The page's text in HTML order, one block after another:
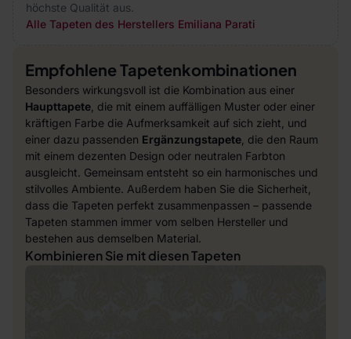
höchste Qualität aus.
Alle Tapeten des Herstellers Emiliana Parati
Empfohlene Tapetenkombinationen
Besonders wirkungsvoll ist die Kombination aus einer
Haupttapete , die mit einem auffälligen Muster oder einer
kräftigen Farbe die Aufmerksamkeit auf sich zieht, und
einer dazu passenden Ergänzungstapete , die den Raum
mit einem dezenten Design oder neutralen Farbton
ausgleicht. Gemeinsam entsteht so ein harmonisches und
stilvolles Ambiente. Außerdem haben Sie die Sicherheit,
dass die Tapeten perfekt zusammenpassen – passende
Tapeten stammen immer vom selben Hersteller und
bestehen aus demselben Material.
Kombinieren Sie mit diesen Tapeten